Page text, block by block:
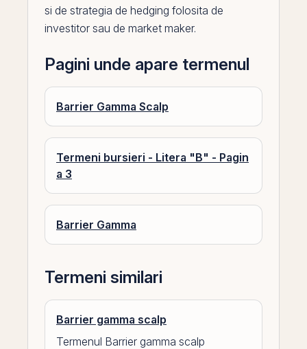
si de strategia de hedging folosita de
investitor sau de market maker.
Pagini unde apare termenul
Barrier Gamma Scalp
Termeni bursieri - Litera "B" - Pagin
a 3
Barrier Gamma
Termeni similari
Barrier gamma scalp
Termenul Barrier gamma scalp